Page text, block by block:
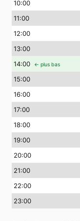
10:00
11:00
12:00
13:00
14:00 ← plus bas
15:00
16:00
17:00
18:00
19:00
20:00
21:00
22:00
23:00